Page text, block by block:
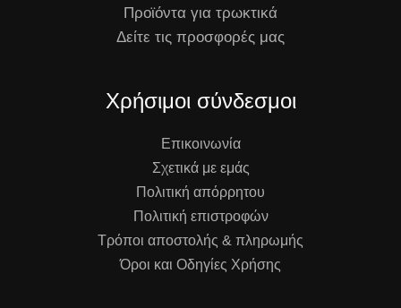
Προϊόντα για τρωκτικά
Δείτε τις προσφορές μας
Χρήσιμοι σύνδεσμοι
Επικοινωνία
Σχετικά με εμάς
Πολιτική απόρρητου
Πολιτική επιστροφών
Τρόποι αποστολής & πληρωμής
Όροι και Οδηγίες Χρήσης